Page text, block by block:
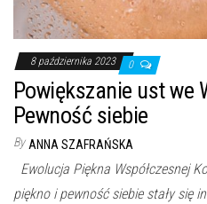
8 października 2023 0
Powiększanie ust we
Pewność siebie
By ANNA SZAFRAŃSKA
Ewolucja Piękna Współczesnej
piękno i pewność siebie stały się